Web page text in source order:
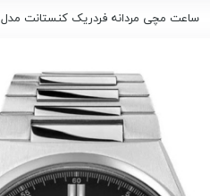
ساعت مچی مردانه فردریک کنستانت مدل FC-303B3NH6B